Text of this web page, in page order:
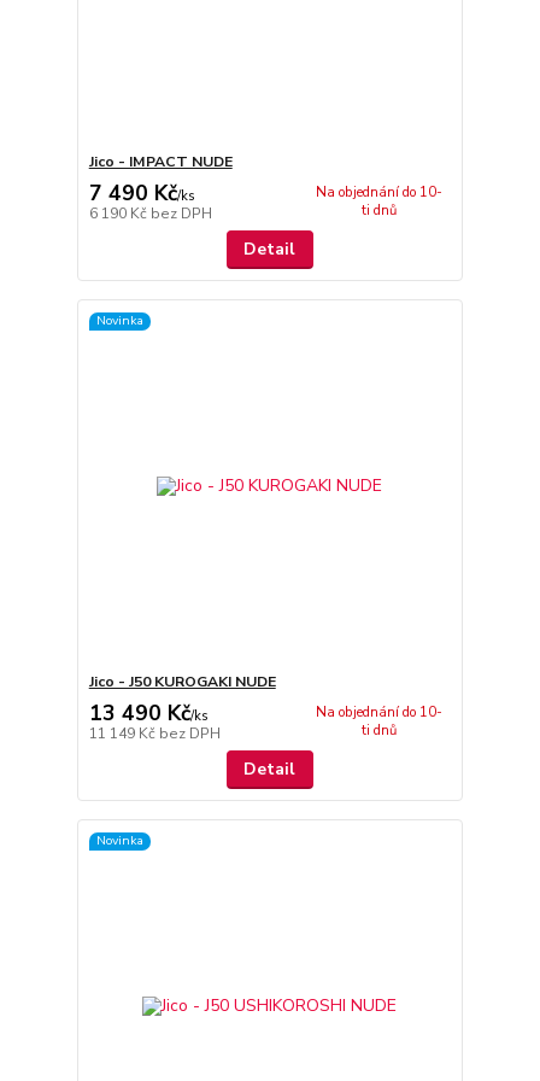
Jico - IMPACT NUDE
7 490 Kč/ks
6 190 Kč bez DPH
Na objednání do 10-
ti dnů
Detail
Novinka
Jico - J50 KUROGAKI NUDE
13 490 Kč/ks
11 149 Kč bez DPH
Na objednání do 10-
ti dnů
Detail
Novinka